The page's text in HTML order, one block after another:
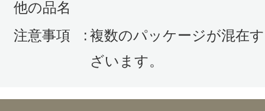
果もあるのか、むくみが取れ、汚れ
出ます。保湿効果も高いです。オイ
使ってマッサージするので、お手
他の品名
注意事項 : 複数のパッケージが混在
ざいます。